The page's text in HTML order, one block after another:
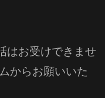
はお受けできませ
からお願いいた